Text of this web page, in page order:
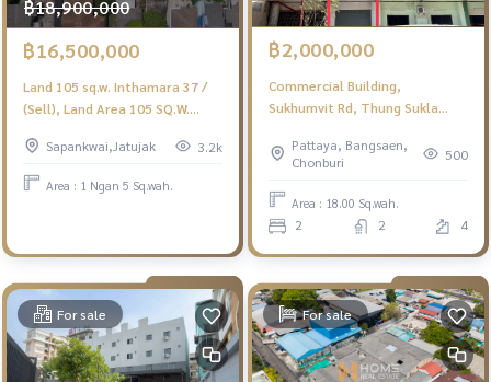
฿18,900,000
฿16,500,000
Land 105 sq.w. Inthamara 37 /
(Sell), Land Area 105 SQ.W.
Meaw659
Sapankwai,Jatujak 3.2k
Area : 1 Ngan 5 Sq.wah.
฿2,000,000
Commercial Building,
Sukhumvit Rd, Thung Sukla
- Storey (FOR SALE) YEAN106
Pattaya, Bangsaen,
Chonburi
500
Area : 18.00 Sq.wah.
2 2 4
For sale For sale